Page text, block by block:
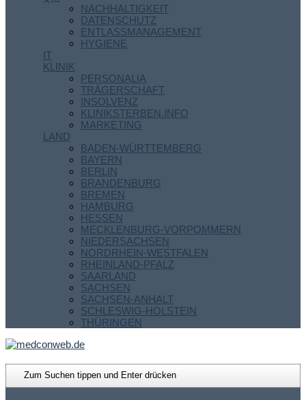
NACHHALTIGKEIT
DATENSCHUTZ
ENTLASSMANAGEMENT
HYGIENE
IT
KLINIK
PERSONALIA
TRÄGERSCHAFT
INSOLVENZ
KLINIKSTERBEN.INFO
MARKETING
LAND
BADEN-WÜRTTEMBERG
BAYERN
BERLIN
BRANDENBURG
BREMEN
HAMBURG
HESSEN
MECKLENBURG-VORPOMMERN
NIEDERSACHSEN
NORDRHEIN-WESTFALEN
RHEINLAND-PFALZ
SAARLAND
SACHSEN
SACHSEN-ANHALT
SCHLESWIG-HOLSTEIN
THÜRINGEN